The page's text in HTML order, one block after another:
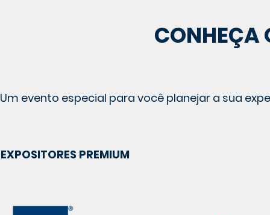
CONHEÇA
Um evento especial para você planejar a sua
EXPOSITORES PREMIUM